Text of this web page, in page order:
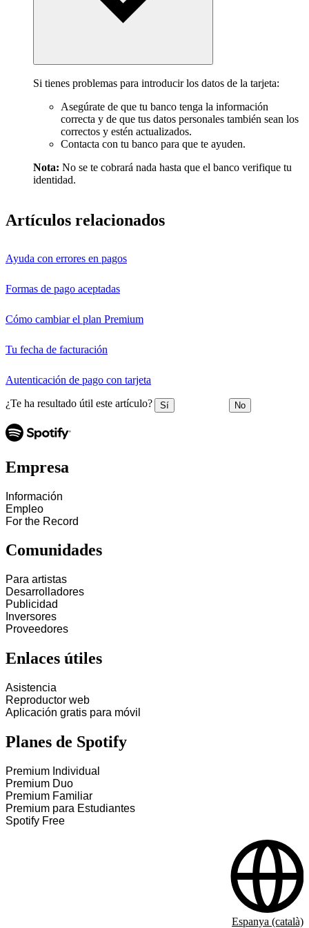
Si tienes problemas para introducir los datos de la tarjeta:
Asegúrate de que tu banco tenga la información
correcta y de que tus datos personales también sean los
correctos y estén actualizados.
Contacta con tu banco para que te ayuden.
Nota: No se te cobrará nada hasta que el banco verifique tu
identidad.
Artículos relacionados
Ayuda con errores en pagos
Formas de pago aceptadas
Cómo cambiar el plan Premium
Tu fecha de facturación
Autenticación de pago con tarjeta
¿Te ha resultado útil este artículo? Sí No
Empresa
Información
Empleo
For the Record
Comunidades
Para artistas
Desarrolladores
Publicidad
Inversores
Proveedores
Enlaces útiles
Asistencia
Reproductor web
Aplicación gratis para móvil
Planes de Spotify
Premium Individual
Premium Duo
Premium Familiar
Premium para Estudiantes
Spotify Free
Espanya (català)